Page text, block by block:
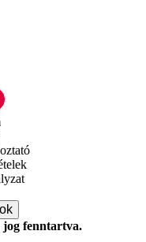
jog fenntartva.